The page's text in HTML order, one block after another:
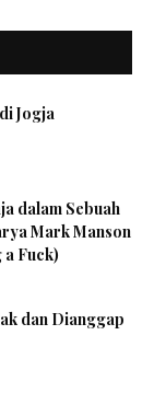
Jogja
dalam Sebuah
Mark Manson
a Fuck)
dan Dianggap